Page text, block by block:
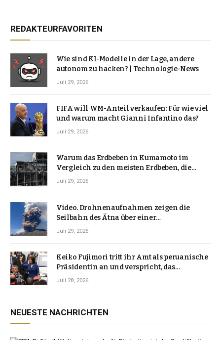
REDAKTEURFAVORITEN
Wie sind KI-Modelle in der Lage, andere
autonom zu hacken? | Technologie-News
Juli 29, 2026
FIFA will WM-Anteil verkaufen: Für wie viel
und warum macht Gianni Infantino das?
Juli 29, 2026
Warum das Erdbeben in Kumamoto im
Vergleich zu den meisten Erdbeben, die
Japan erschütterten, ungewöhnlich ist
Juli 29, 2026
Video. Drohnenaufnahmen zeigen die
Seilbahn des Ätna über einer
Vulkanlandschaft
Juli 29, 2026
Keiko Fujimori tritt ihr Amt als peruanische
Präsidentin an und verspricht, das
Jahrzehnt der Instabilität zu beenden
Juli 28, 2026
NEUESTE NACHRICHTEN